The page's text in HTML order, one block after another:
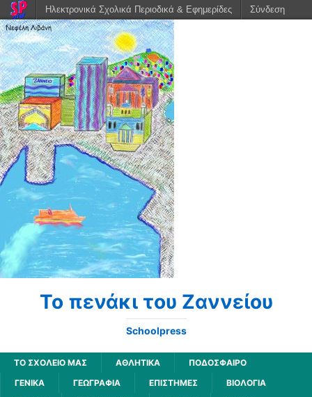
Το πενάκι του Ζαννείου
Schoolpress
ΤΟ ΣΧΟΛΕΙΟ ΜΑΣ ΑΘΛΗΤΙΚΆ
ΠΟΔΌΣΦΑΙΡΟ
ΓΕΝΙΚΆ
ΓΕΩΓΡΑΦΊΑ ΕΠΙΣΤΉΜΕΣ
ΒΙΟΛΟΓΊΑ
Ηλεκτρονικά Σχολικά Περιοδικά & Εφημερίδες Σύνδεση